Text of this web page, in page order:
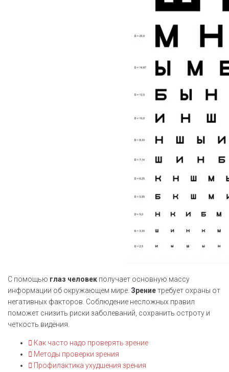
С помощью глаз человек получает основную массу
информации об окружающем мире. Зрениетребует охраны от
негативных факторов. Соблюдение несложных правил
поможет снизить риски заболеваний, сохранить остроту и
четкость видения.
Как часто надо проверять зрение
Методы проверки зрения
Профилактика ухудшения зрения